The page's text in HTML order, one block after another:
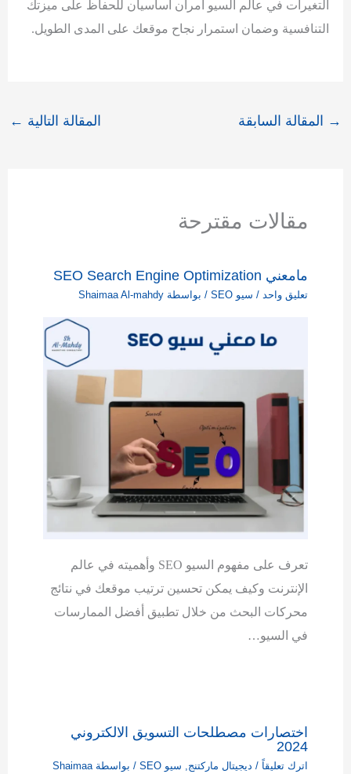
التغيرات في عالم السيو أمران أساسيان للحفاظ على ميزتك
التنافسية وضمان استمرار نجاح موقعك على المدى الطويل.
→ المقالة السابقة المقالة التالية ←
مقالات مقترحة
مامعني SEO Search Engine Optimization
تعليق واحد / سيو SEO / بواسطة Shaimaa Al-mahdy
تعرف على مفهوم السيو SEO وأهميته في عالم
الإنترنت وكيف يمكن تحسين ترتيب موقعك في نتائج
محركات البحث من خلال تطبيق أفضل الممارسات
في السيو…
اختصارات مصطلحات التسويق الالكتروني
2024
اترك تعليقاً / ديجيتال ماركتنج سيو SEO / بواسطة Shaimaa